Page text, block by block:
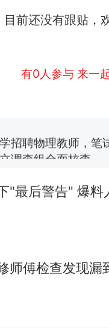
目前还没有跟贴，
有0人参与 来一
“全国小炒肉大王”
招聘物理教师，笔
调查组全面核查
床头放菜刀的女孩
"最后警告" 爆料
师傅检查发现漏